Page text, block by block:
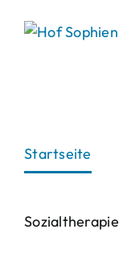
Startseite
Sozialtherapie